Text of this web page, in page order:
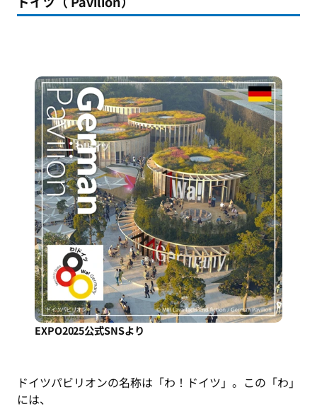
EXPO2025公式SNSより
ドイツパビリオンの名称は「わ！ドイツ」。この「わ」
には、